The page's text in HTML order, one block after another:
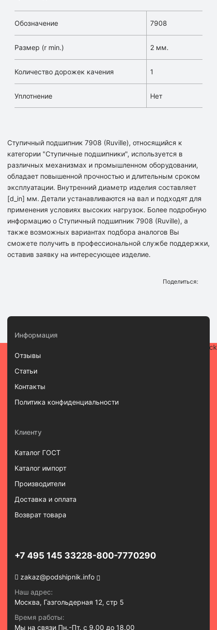
Обозначение 7908
Размер (r min.) 2 мм.
Количество дорожек качения 1
Уплотнение Нет
Ступичный подшипник 7908 (Ruville), относящийся к
категории "Ступичные подшипники", используется в
различных механизмах и промышленном оборудовании,
обладает повышенной прочностью и длительным сроком
эксплуатации. Внутренний диаметр изделия составляет
[d_in] мм. Детали устанавливаются на вал и подходят для
применения условиях высоких нагрузок. Более подробную
информацию о Ступичный подшипник 7908 (Ruville), а
также возможных вариантах подбора аналогов Вы
сможете получить в профессиональной службе поддержки,
оставив заявку на интересующее изделие.
Поделиться:
Информация
Отзывы
Статьи
Контакты
Политика конфиденциальности
Клиенту
Каталог ГОСТ
Каталог импорт
Производители
Доставка и оплата
Возврат товара
+7 495 145 33228-800-7770290
zakaz@podshipnik.info
Наш адрес:
Москва, Газгольдерная 12, стр 5
Время работы:
Мы на связи Пн.-Пт. с 9.00 до 18.00